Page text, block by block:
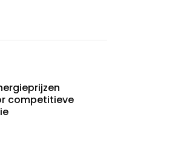
competitieve